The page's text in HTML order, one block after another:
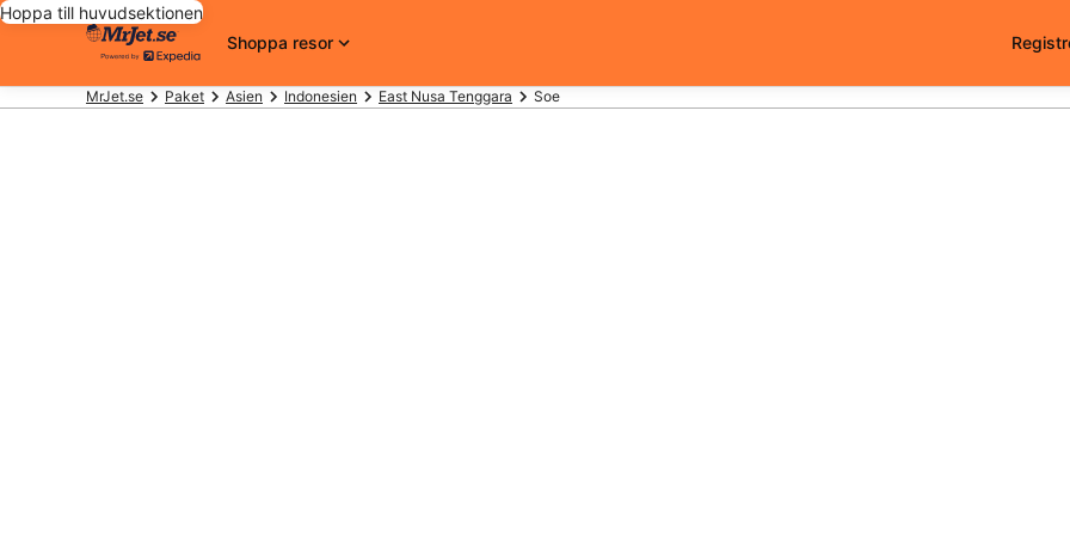
Hoppa till huvudsektionen
Shoppa resor
MrJet.se Paket Asien Indonesien East Nusa Tenggara Soe